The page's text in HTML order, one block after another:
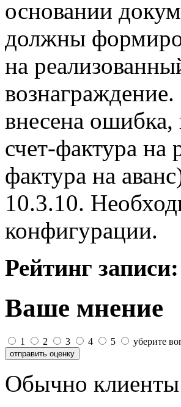
основании
должны
на
внесена
счет-фактура на
фактура на
10.3.10.
конфигурации.
Рейтинг записи:
Ваше мнение
1 2 3 4 5 уберите
Обычно клиенты